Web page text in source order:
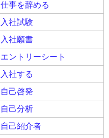
仕事を辞める
入社試験
入社願書
エントリーシート
入社する
自己啓発
自己分析
自己紹介者